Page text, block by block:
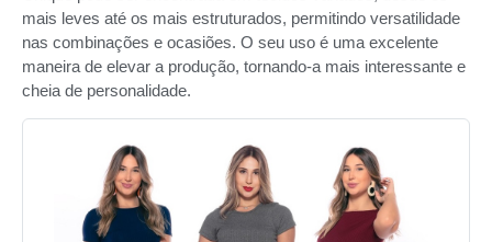
mais leves até os mais estruturados, permitindo versatilidade
nas combinações e ocasiões. O seu uso é uma excelente
maneira de elevar a produção, tornando-a mais interessante e
cheia de personalidade.